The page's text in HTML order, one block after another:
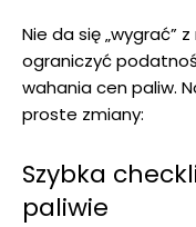
Nie da się „wygrać”
ograniczyć
wahania cen paliw.
proste zmiany:
Szybka
paliwie